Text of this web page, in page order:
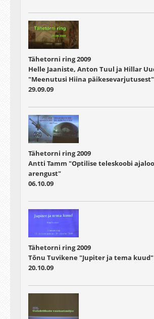
Tähetorni ring 2009
Helle Jaaniste, Anton Tuul ja Hillar
"Meenutusi Hiina päikesevarjutusest"
29.09.09
Tähetorni ring 2009
Antti Tamm "Optilise teleskoobi
arengust"
06.10.09
Tähetorni ring 2009
Tõnu Tuvikene "Jupiter ja tema kuud"
20.10.09